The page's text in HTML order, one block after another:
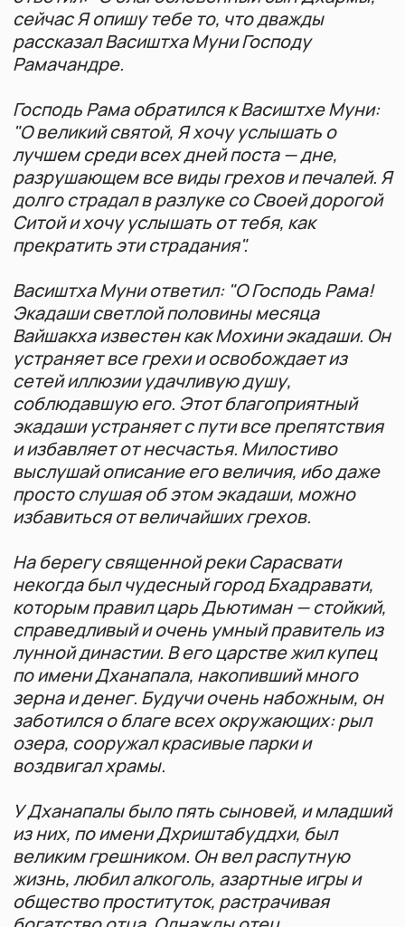
и избавляет от несчастья. Милостиво
выслушай описание его величия, ибо даже
просто слушая об этом экадаши, можно
избавиться от величайших грехов.
некогда был чудесный город Бхадравати,
которым правил царь Дьютиман — стойкий,
справедливый и очень умный правитель из
лунной династии. В его царстве жил купец
по имени Дханапала, накопивший много
зерна и денег. Будучи очень набожным, он
заботился о благе всех окружающих: рыл
озера, сооружал красивые парки и
воздвигал храмы.
из них, по имени Дхриштабуддхи, был
великим грешником. Он вел распутную
жизнь, любил алкоголь, азартные игры и
общество проституток, растрачивая
богатство отца. Однажды отец,
возвращаясь домой, увидел своего сына,
идущего по дороге в обнимку с
проституткой. Это стало последней каплей
терпения Дханапалы — он выгнал из дома
такого пропащего сына. Все родственники
поддержали отца, осуждая Дхриштабуддхи
за такое поведение. Чтобы поддержать
себя, падшему сыну пришлось продавать
свои драгоценности.
Такое существование Дхриштабуддхи
однажды в месяц Вайшакха, силой какого-
то доброго дела, совершенного в прошлом,
он набрел на священный ашрам Каундиньи
Муни. Великий святой, только что
совершивший омовение в Ганге, проходил
мимо, и несколько капель священной воды
попали на блудного сына. В ту же минуту он
освободился от своего невежества и
уменьшил негативную карму.
Дхриштабуддхи с чистым разумом осознал
все свои проступки и, упав на колени перед
святым, взмолился: "О великий мудрец, я
совершил множество грехов. Пожалуйста,
расскажи мне способ, как можно
смилостивившись, ответил: "Сынок,
выслушай меня внимательно. В светлую
половину месяца Вайшакха наступит
священный Мохини экадаши. Этот экадаши
с легкостью уничтожает даже
огромнейшие грехи! Если ты с
преданностью будешь поститься в этот